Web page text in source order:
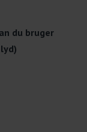
du bruger